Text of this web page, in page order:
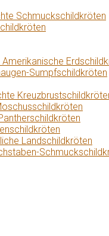
Schmuckschildkröten
Sumpfschildkröten
Landschildkröten